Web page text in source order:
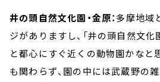
井の頭自然文化園・金原：多摩地域
ジがありますし、「井の頭自然文化
と都心にすぐ近くの動物園かなと
も関わらず、園の中には武蔵野の